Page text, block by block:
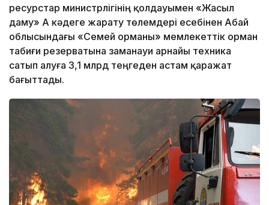
ресурстар министрлігінің қолдауымен «Жасыл
даму» АҚ кәдеге жарату төлемдері есебінен Абай
облысындағы «Семей орманы» мемлекеттік орман
табиғи резерватына заманауи арнайы техника
сатып алуға 3,1 млрд теңгеден астам қаражат
бағыттады.